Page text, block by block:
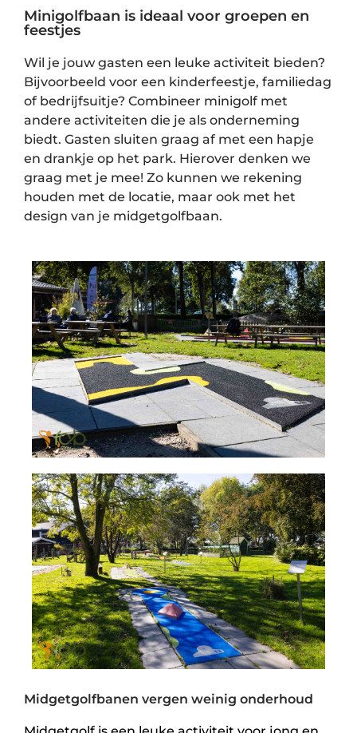
Minigolfbaan is ideaal voor groepen en
feestjes
Wil je jouw gasten een leuke activiteit bieden?
Bijvoorbeeld voor een kinderfeestje, familiedag
of bedrijfsuitje? Combineer minigolf met
andere activiteiten die je als onderneming
biedt. Gasten sluiten graag af met een hapje
en drankje op het park. Hierover denken we
graag met je mee! Zo kunnen we rekening
houden met de locatie, maar ook met het
design van je midgetgolfbaan.
Midgetgolfbanen vergen weinig onderhoud